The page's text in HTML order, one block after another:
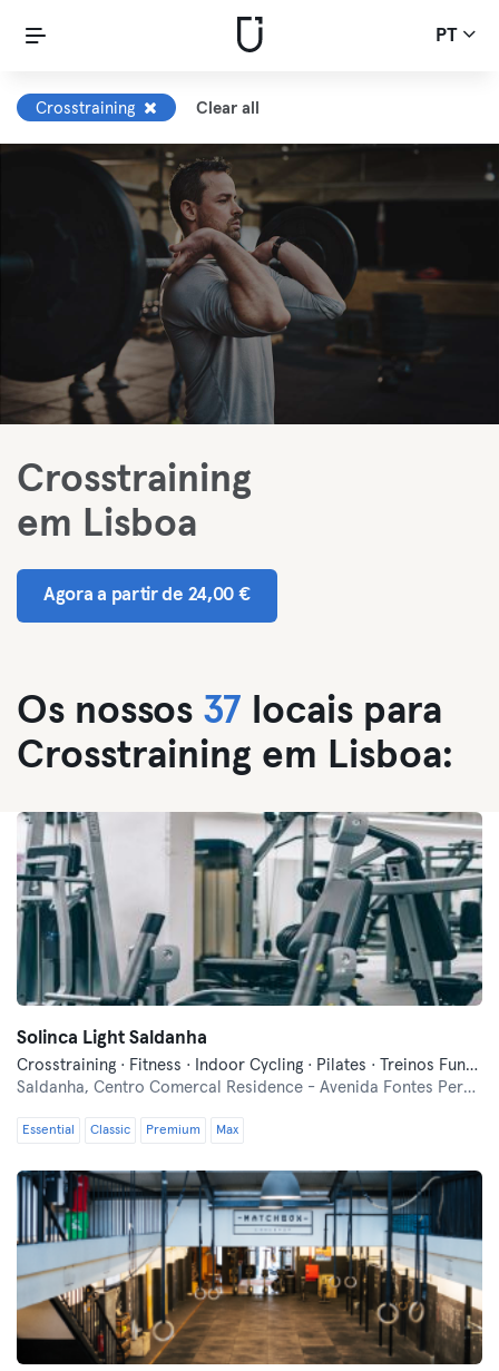
PT
Crosstraining Clear all
Crosstraining
em Lisboa
Agora a partir de 24,00 €
Os nossos 37 locais para
Crosstraining em Lisboa:
Solinca Light Saldanha
Crosstraining · Fitness · Indoor Cycling · Pilates · Treinos Funcionais · Yoga
Saldanha, Centro Comercal Residence - Avenida Fontes Pereira de Melo nº 0.10
Essential Classic Premium Max